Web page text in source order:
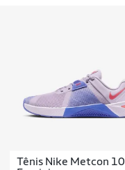
Tênis Nike Metcon 10